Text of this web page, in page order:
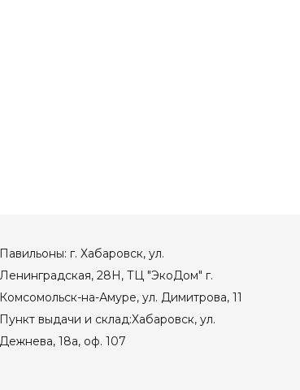
Павильоны: г. Хабаровск, ул.
Ленинградская, 28Н, ТЦ "ЭкоДом" г.
Комсомольск-на-Амуре, ул. Димитрова, 11
Пункт выдачи и склад:Хабаровск, ул.
Дежнева, 18а, оф. 107